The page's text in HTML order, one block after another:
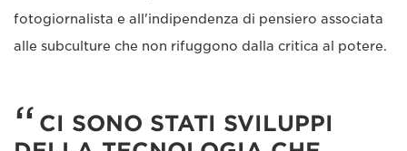
fotogiornalista e all'indipendenza di pensiero associata
alle subculture che non rifuggono dalla critica al potere.
CI SONO STATI SVILUPPI